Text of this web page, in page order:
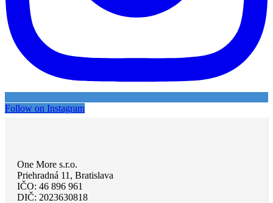
Follow on Instagram
One More s.r.o.
Priehradná 11, Bratislava
IČO: 46 896 961
DIČ: 2023630818